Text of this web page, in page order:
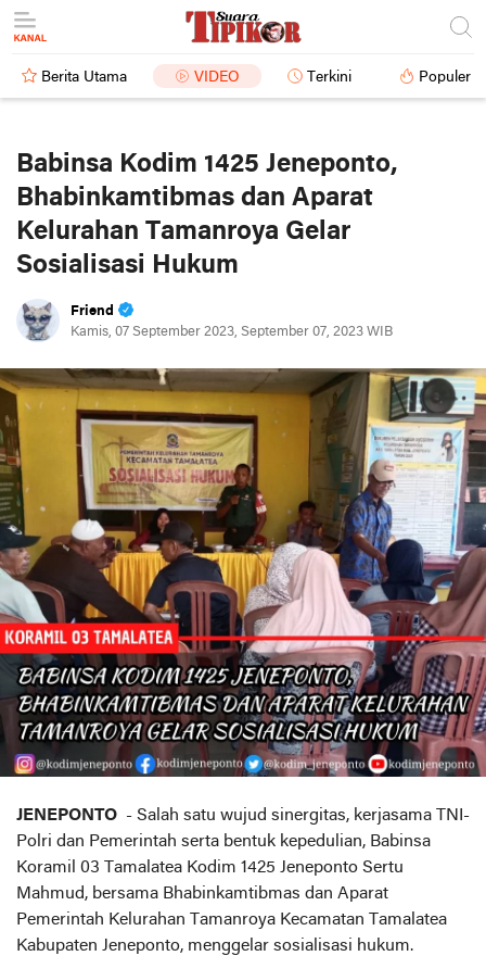
Berita Utama VIDEO Terkini Populer
Babinsa Kodim 1425 Jeneponto,
Bhabinkamtibmas dan Aparat
Kelurahan Tamanroya Gelar
Sosialisasi Hukum
Friend
Kamis, 07 September 2023, September 07, 2023 WIB
JENEPONTO - Salah satu wujud sinergitas, kerjasama TNI-
Polri dan Pemerintah serta bentuk kepedulian, Babinsa
Koramil 03 Tamalatea Kodim 1425 Jeneponto Sertu
Mahmud, bersama Bhabinkamtibmas dan Aparat
Pemerintah Kelurahan Tamanroya Kecamatan Tamalatea
Kabupaten Jeneponto, menggelar sosialisasi hukum.